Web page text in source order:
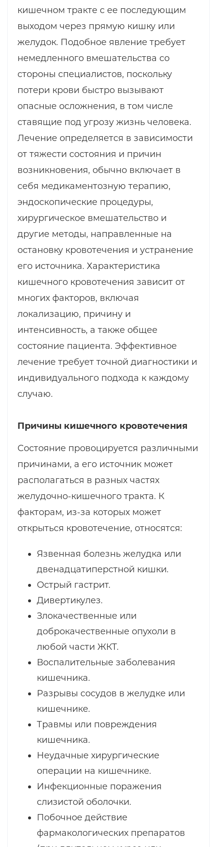
кишечном тракте с ее последующим
выходом через прямую кишку или
желудок. Подобное явление требует
немедленного вмешательства со
стороны специалистов, поскольку
потери крови быстро вызывают
опасные осложнения, в том числе
ставящие под угрозу жизнь человека.
Лечение определяется в зависимости
от тяжести состояния и причин
возникновения, обычно включает в
себя медикаментозную терапию,
эндоскопические процедуры,
хирургическое вмешательство и
другие методы, направленные на
остановку кровотечения и устранение
его источника. Характеристика
кишечного кровотечения зависит от
многих факторов, включая
локализацию, причину и
интенсивность, а также общее
состояние пациента. Эффективное
лечение требует точной диагностики и
индивидуального подхода к каждому
случаю.
Причины кишечного кровотечения
Состояние провоцируется различными
причинами, а его источник может
располагаться в разных частях
желудочно-кишечного тракта. К
факторам, из-за которых может
открыться кровотечение, относятся:
Язвенная болезнь желудка или
двенадцатиперстной кишки.
Острый гастрит.
Дивертикулез.
Злокачественные или
доброкачественные опухоли в
любой части ЖКТ.
Воспалительные заболевания
кишечника.
Разрывы сосудов в желудке или
кишечнике.
Травмы или повреждения
кишечника.
Неудачные хирургические
операции на кишечнике.
Инфекционные поражения
слизистой оболочки.
Побочное действие
фармакологических препаратов